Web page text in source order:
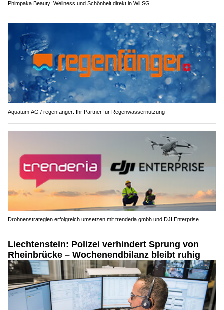
Phimpaka Beauty: Wellness und Schönheit direkt in Wil SG
Aquatum AG / regenfänger: Ihr Partner für Regenwassernutzung
Drohnenstrategien erfolgreich umsetzen mit trenderia gmbh und DJI Enterprise
Liechtenstein: Polizei verhindert Sprung von
Rheinbrücke – Wochenendbilanz bleibt ruhig